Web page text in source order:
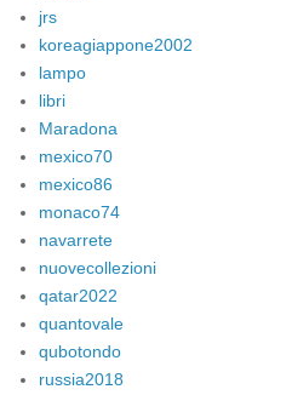
jrs
koreagiappone2002
lampo
libri
Maradona
mexico70
mexico86
monaco74
navarrete
nuovecollezioni
qatar2022
quantovale
qubotondo
russia2018